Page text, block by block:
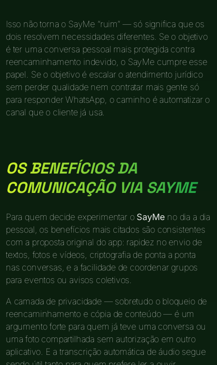
Isso não torna o SayMe “ruim” — só significa que os
dois resolvem necessidades diferentes. Se o objetivo
é ter uma conversa pessoal mais protegida contra
reencaminhamento indevido, o SayMe cumpre esse
papel. Se o objetivo é escalar o atendimento jurídico
sem perder qualidade nem contratar mais gente só
para responder WhatsApp, o caminho é automatizar o
canal que o cliente já usa.
OS BENEFÍCIOS DA
COMUNICAÇÃO VIA SAYME
Para quem decide experimentar o SayMe no dia a dia
pessoal, os benefícios mais citados são consistentes
com a proposta original do app: rapidez no envio de
textos, fotos e vídeos, criptografia de ponta a ponta
nas conversas, e a facilidade de coordenar grupos
para eventos ou avisos coletivos.
A camada de privacidade — sobretudo o bloqueio de
reencaminhamento e cópia de conteúdo — é um
argumento forte para quem já teve uma conversa ou
uma foto compartilhada sem autorização em outro
aplicativo. E a transcrição automática de áudio segue